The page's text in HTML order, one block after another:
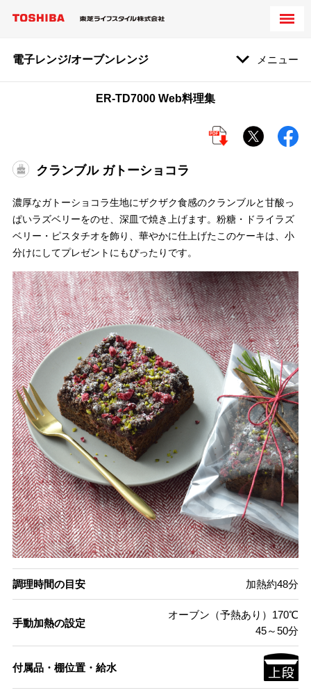
電子レンジ/オーブンレンジ メニュー
ER-TD7000 Web料理集
クランブル ガトーショコラ
濃厚なガトーショコラ生地にザクザク食感のクランブルと甘酸っ
ぱいラズベリーをのせ、深皿で焼き上げます。粉糖・ドライラズ
ベリー・ピスタチオを飾り、華やかに仕上げたこのケーキは、小
分けにしてプレゼントにもぴったりです。
調理時間の目安 加熱約48分
手動加熱の設定
オーブン（予熱あり）170℃
45～50分
付属品・棚位置・給水